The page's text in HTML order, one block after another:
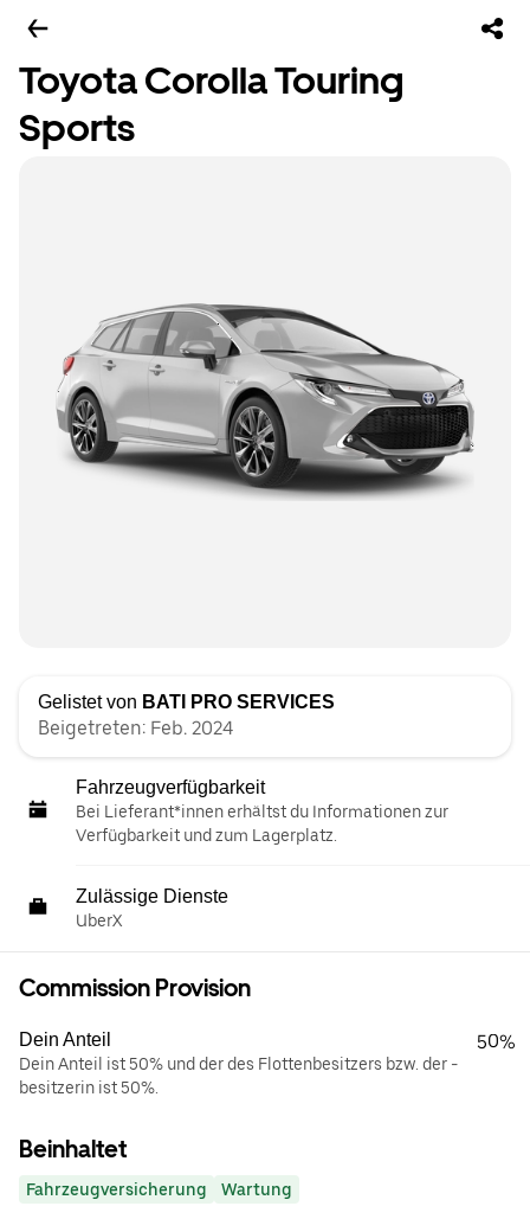
Toyota Corolla Touring
Sports
Gelistet von BATI PRO SERVICES
Beigetreten: Feb. 2024
Fahrzeugverfügbarkeit
Bei Lieferant*innen erhältst du Informationen zur
Verfügbarkeit und zum Lagerplatz.
Zulässige Dienste
UberX
Commission Provision
Dein Anteil
Dein Anteil ist 50% und der des Flottenbesitzers bzw. der -
besitzerin ist 50%.
50%
Beinhaltet
Fahrzeugversicherung Wartung